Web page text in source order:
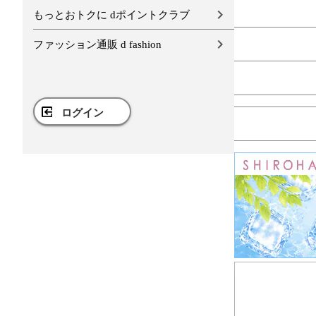
もっとおトクに dポイントクラブ
ファッション通販 d fashion
ログイン